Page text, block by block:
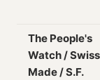
The People's
Watch / Swiss
Made / S.F.